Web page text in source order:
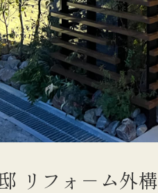
リフォ－ム外構​